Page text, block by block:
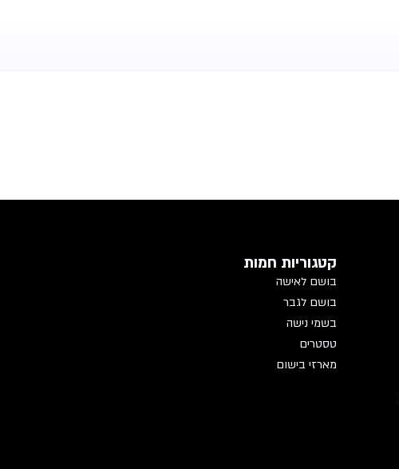
קטגוריות חמות
בושם לאישה
בושם לגבר
בשמי נישה
טסטרים
מארזי בישום